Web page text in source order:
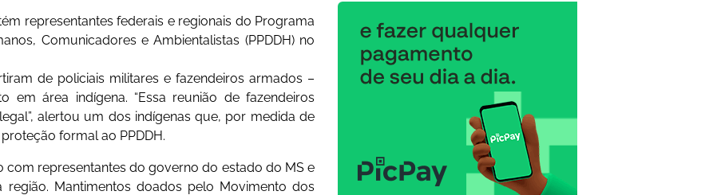
representantes federais e regionais do Programa
Comunicadores e Ambientalistas (PPDDH) no
de policiais militares e fazendeiros armados –
em área indígena. “Essa reunião de fazendeiros
alertou um dos indígenas que, por medida de
formal ao PPDDH.
representantes do governo do estado do MS e
Mantimentos doados pelo Movimento dos